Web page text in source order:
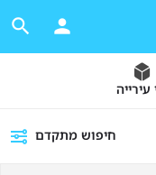
עירייה
חיפוש מתקדם